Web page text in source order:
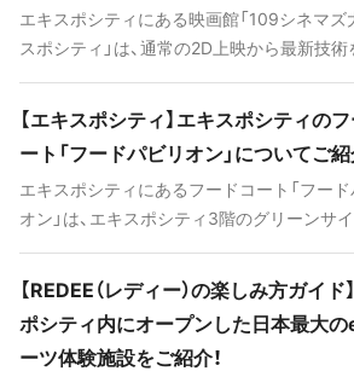
エキスポシティにある映画館「109シネマズ
スポシティ」は、通常の2D上映から最新技術
パークのアトラクションのように映画を”体
る4DX上映を楽しめる最新型の映画館です
「109シネマズ大阪エキスポシティ」の楽し
紹介いたします！
【エキスポシティ】エキスポシティの
ート「フードパビリオン」についてご紹
エキスポシティにあるフードコート「フード
オン」は、エキスポシティ3階のグリーンサ
メスポットです。17店舗の飲食店が並ぶ様子
に食の博覧会！テーブルの数も多く、窓から
しながら万博公園の景色を楽しめます。そん
スポシティの「フードパビリオン」について
【REDEE（レディー）の楽しみ方ガイド
ポシティ内にオープンした日本最大の
ーツ体験施設をご紹介！